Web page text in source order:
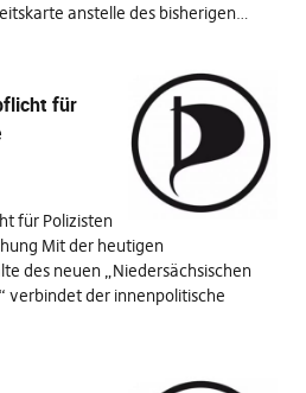
anstelle des bisherigen…
für
für Polizisten
Mit der heutigen
des neuen „Niedersächsischen
verbindet der innenpolitische